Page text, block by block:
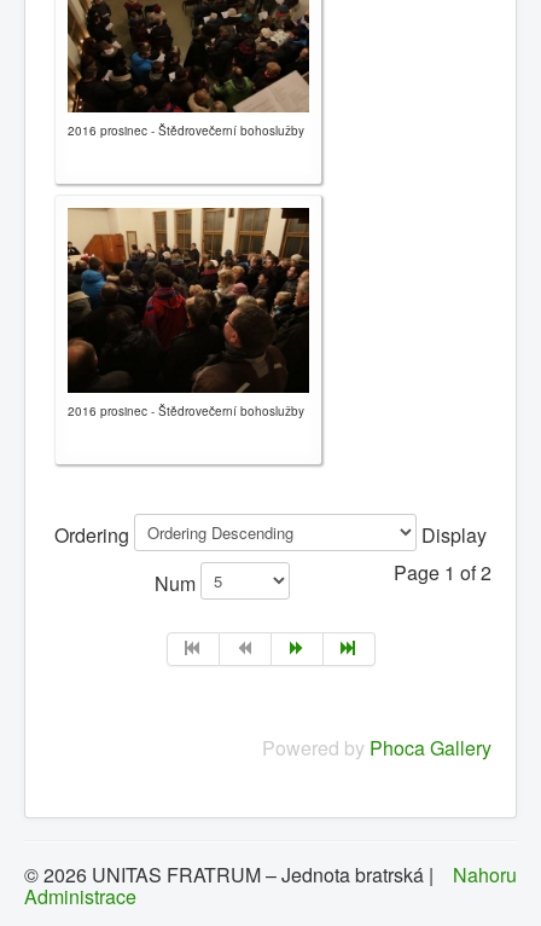
2016 prosinec - Štědrovečerní bohoslužby
2016 prosinec - Štědrovečerní bohoslužby
Ordering
Display
Num
Page 1 of 2
Powered by Phoca Gallery
Nahoru
© 2026 UNITAS FRATRUM – Jednota bratrská |
Administrace